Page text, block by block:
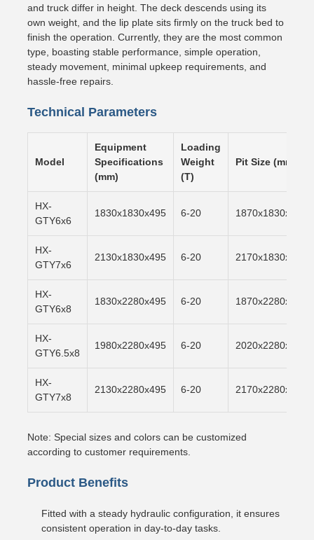
and truck differ in height. The deck descends using its
own weight, and the lip plate sits firmly on the truck bed to
finish the operation. Currently, they are the most common
type, boasting stable performance, simple operation,
steady movement, minimal upkeep requirements, and
hassle-free repairs.
Technical Parameters
Model
Equipment
Specifications
(mm)
Loading
Weight
(T)
Pit Size (mm)
HX-
GTY6x6
1830x1830x495 6-20 1870x1830x500
HX-
GTY7x6
2130x1830x495 6-20 2170x1830x500
HX-
GTY6x8
1830x2280x495 6-20 1870x2280x500
HX-
GTY6.5x8
1980x2280x495 6-20 2020x2280x500
HX-
GTY7x8
2130x2280x495 6-20 2170x2280x500
Note: Special sizes and colors can be customized
according to customer requirements.
Product Benefits
Fitted with a steady hydraulic configuration, it ensures
consistent operation in day-to-day tasks.